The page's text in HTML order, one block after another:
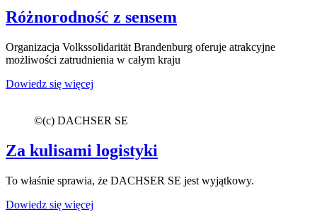
Różnorodność z sensem
Organizacja Volkssolidarität Brandenburg oferuje atrakcyjne
możliwości zatrudnienia w całym kraju
Dowiedz się więcej
©(c) DACHSER SE
Za kulisami logistyki
To właśnie sprawia, że DACHSER SE jest wyjątkowy.
Dowiedz się więcej